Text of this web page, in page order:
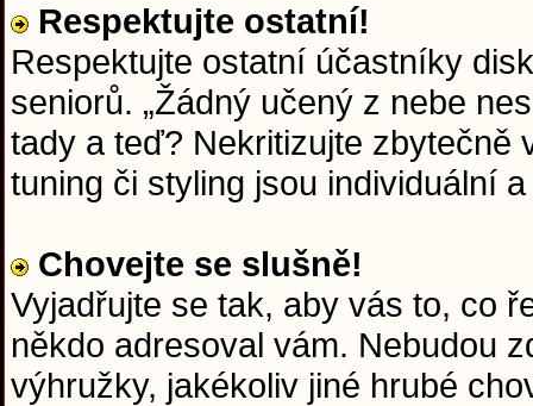
Respektujte ostatní!
Respektujte ostatní účastníky
seniorů. „Žádný učený z nebe
tady a teď? Nekritizujte zbytečně
tuning či styling jsou individuální
Chovejte se slušně!
Vyjadřujte se tak, aby vás to, co
někdo adresoval vám. Nebudou
výhružky, jakékoliv jiné hrubé